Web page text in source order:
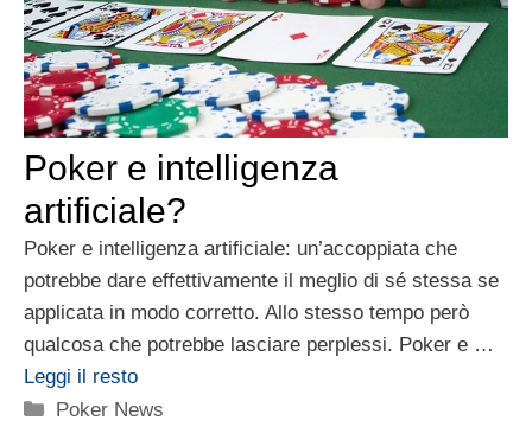
Poker e intelligenza
artificiale?
Poker e intelligenza artificiale: un’accoppiata che
potrebbe dare effettivamente il meglio di sé stessa se
applicata in modo corretto. Allo stesso tempo però
qualcosa che potrebbe lasciare perplessi. Poker e …
Leggi il resto
Categorie
Poker News